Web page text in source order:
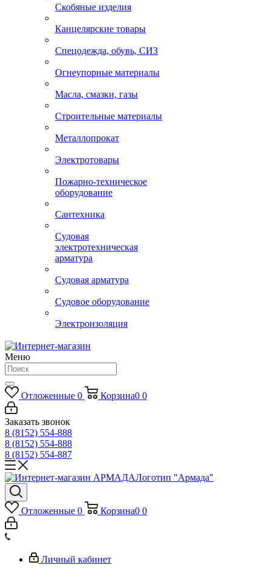
Скобяные изделия
Канцелярские товары
Спецодежда, обувь, СИЗ
Огнеупорные материалы
Масла, смазки, газы
Строительные материалы
Металлопрокат
Электротовары
Пожарно-техническое
оборудование
Сантехника
Судовая
электротехническая
арматура
Судовая арматура
Судовое оборудование
Электроизоляция
Меню
Отложенные 0 Корзина0 0
Заказать звонок
8 (8152) 554-888
8 (8152) 554-888
8 (8152) 554-887
Логотип "Армада"
Отложенные 0 Корзина0 0
Личный кабинет